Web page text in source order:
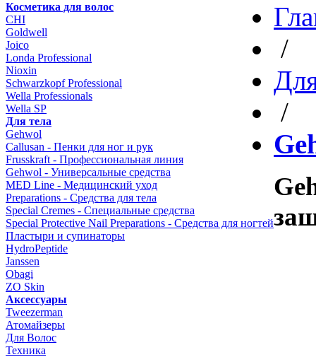
Косметика для волос
CHI
Goldwell
Joico
Londa Professional
Nioxin
Schwarzkopf Professional
Wella Professionals
Wella SP
Для тела
Gehwol
Callusan - Пенки для ног и рук
Frusskraft - Профессиональная линия
Gehwol - Универсальные средства
MED Line - Медицинский уход
Preparations - Средства для тела
Special Cremes - Специальные средства
Special Protective Nail Preparations - Средства для ногтей
Пластыри и супинаторы
HydroPeptide
Janssen
Obagi
ZO Skin
Aксессуары
Tweezerman
Атомайзеры
Для Волос
Техника
/
/